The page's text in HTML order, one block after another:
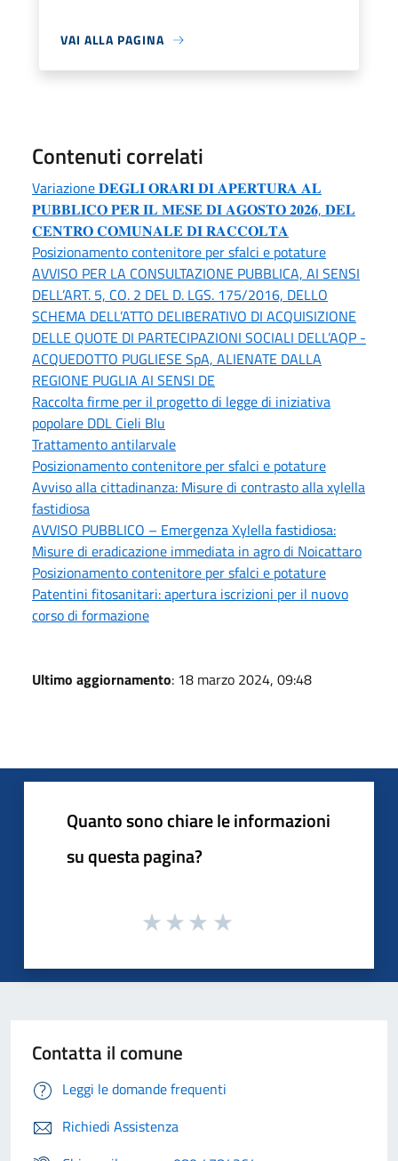
VAI ALLA PAGINA
Contenuti correlati
Variazione 𝐃𝐄𝐆𝐋𝐈 𝐎𝐑𝐀𝐑𝐈 𝐃𝐈 𝐀𝐏𝐄𝐑𝐓𝐔𝐑𝐀 𝐀𝐋
𝐏𝐔𝐁𝐁𝐋𝐈𝐂𝐎 𝐏𝐄𝐑 𝐈𝐋 𝐌𝐄𝐒𝐄 𝐃𝐈 𝐀𝐆𝐎𝐒𝐓𝐎 𝟐𝟎𝟐𝟔, 𝐃𝐄𝐋
𝐂𝐄𝐍𝐓𝐑𝐎 𝐂𝐎𝐌𝐔𝐍𝐀𝐋𝐄 𝐃𝐈 𝐑𝐀𝐂𝐂𝐎𝐋𝐓𝐀
Posizionamento contenitore per sfalci e potature
AVVISO PER LA CONSULTAZIONE PUBBLICA, AI SENSI
DELL’ART. 5, CO. 2 DEL D. LGS. 175/2016, DELLO
SCHEMA DELL’ATTO DELIBERATIVO DI ACQUISIZIONE
DELLE QUOTE DI PARTECIPAZIONI SOCIALI DELL’AQP -
ACQUEDOTTO PUGLIESE SpA, ALIENATE DALLA
REGIONE PUGLIA AI SENSI DE
Raccolta firme per il progetto di legge di iniziativa
popolare DDL Cieli Blu
Trattamento antilarvale
Posizionamento contenitore per sfalci e potature
Avviso alla cittadinanza: Misure di contrasto alla xylella
fastidiosa
AVVISO PUBBLICO – Emergenza Xylella fastidiosa:
Misure di eradicazione immediata in agro di Noicattaro
Posizionamento contenitore per sfalci e potature
Patentini fitosanitari: apertura iscrizioni per il nuovo
corso di formazione
Ultimo aggiornamento: 18 marzo 2024, 09:48
Quanto sono chiare le informazioni
su questa pagina?
Contatta il comune
Leggi le domande frequenti
Richiedi Assistenza